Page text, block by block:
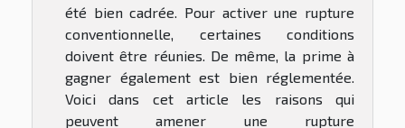
été bien cadrée. Pour activer une rupture
conventionnelle, certaines conditions
doivent être réunies. De même, la prime à
gagner également est bien réglementée.
Voici dans cet article les raisons qui
peuvent amener une rupture